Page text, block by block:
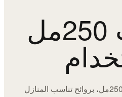
اختيارات 250مل
مجموعة متنوعة من زيوت 250مل، بروائح تناسب المنازل